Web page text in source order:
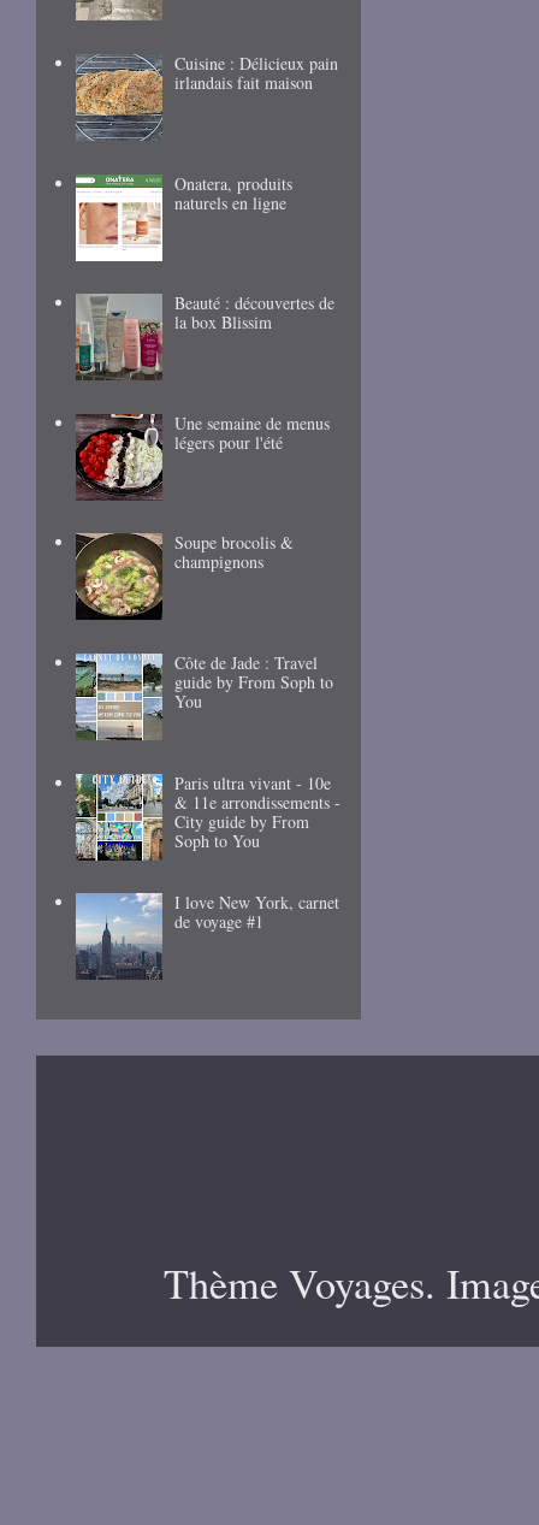
Cuisine : Délicieux pain
irlandais fait maison
Onatera, produits
naturels en ligne
Beauté : découvertes de
la box Blissim
Une semaine de menus
légers pour l'été
Soupe brocolis &
champignons
Côte de Jade : Travel
guide by From Soph to
You
Paris ultra vivant - 10e
& 11e arrondissements -
City guide by From
Soph to You
I love New York, carnet
de voyage #1
Thème Voyages.